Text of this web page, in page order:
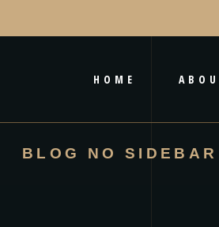
HOME
BLOG NO SIDEBAR